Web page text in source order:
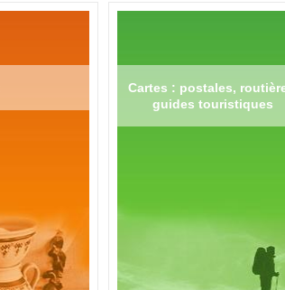
Cartes : postales,
guides touristiques